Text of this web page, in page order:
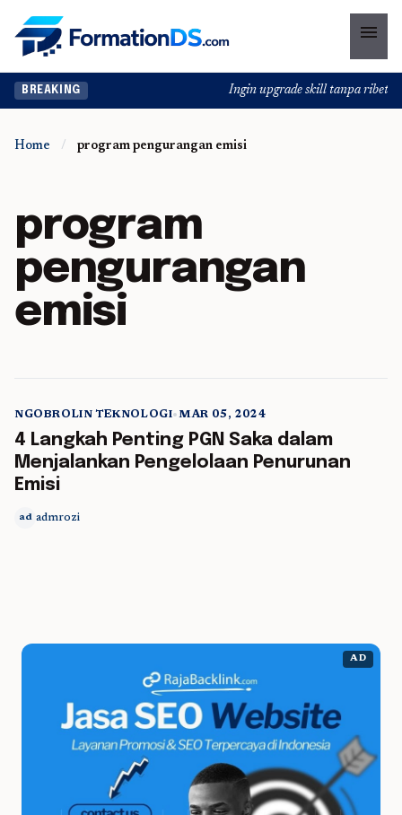
menu
BREAKING Ingin upgrade skill tanpa ribet?
Home / program pengurangan emisi
program
pengurangan
emisi
5 min read
NGOBROLIN TEKNOLOGI•MAR 05, 2024
4 Langkah Penting PGN Saka dalam
Menjalankan Pengelolaan Penurunan
Emisi
ad admrozi
AD